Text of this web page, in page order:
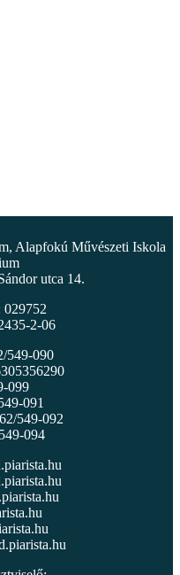
Alapfokú Művészeti Iskola
utca 14.
029752
2-06
549-090
099
091
549-092
094